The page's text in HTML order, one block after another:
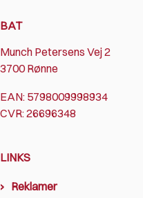
BAT
Munch Petersens Vej 2
3700 Rønne
EAN: 5798009998934
CVR: 26696348
LINKS
Reklamer